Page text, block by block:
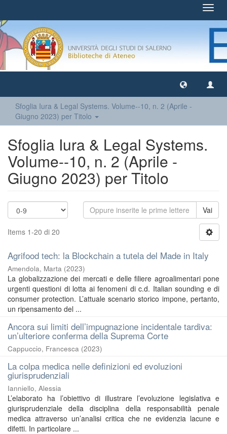
Sfoglia Iura & Legal Systems. Volume--10, n. 2 (Aprile -
Giugno 2023) per Titolo
Sfoglia Iura & Legal Systems.
Volume--10, n. 2 (Aprile -
Giugno 2023) per Titolo
Vai
Items 1-20 di 20
Agrifood tech: la Blockchain a tutela del Made in Italy
Amendola, Marta (2023)
La globalizzazione dei mercati e delle filiere agroalimentari pone
urgenti questioni di lotta ai fenomeni di c.d. Italian sounding e di
consumer protection. L’attuale scenario storico impone, pertanto,
un ripensamento del ...
Ancora sui limiti dell’impugnazione incidentale tardiva:
un’ulteriore conferma della Suprema Corte
Cappuccio, Francesca (2023)
La colpa medica nelle definizioni ed evoluzioni
giurisprudenziali
Ianniello, Alessia
L’elaborato ha l’obiettivo di illustrare l’evoluzione legislativa e
giurisprudenziale della disciplina della responsabilità penale
medica attraverso un’analisi critica che ne evidenzia lacune e
difetti. In particolare ...